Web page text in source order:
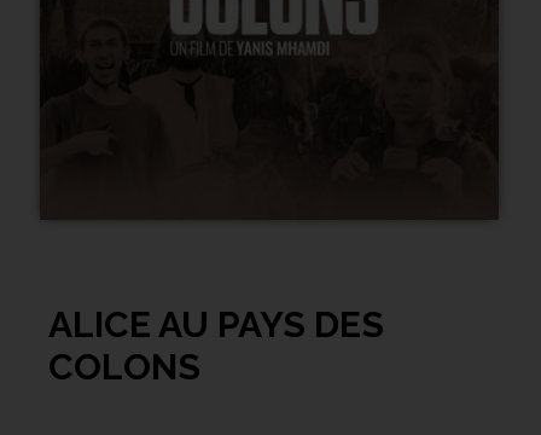
ALICE AU PAYS DES
COLONS